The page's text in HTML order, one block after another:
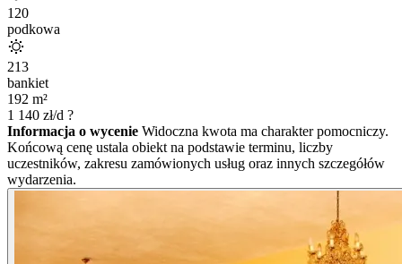
120
podkowa
213
bankiet
192 m²
1 140 zł/d ?
Informacja o wycenie Widoczna kwota ma charakter pomocniczy.
Końcową cenę ustala obiekt na podstawie terminu, liczby
uczestników, zakresu zamówionych usług oraz innych szczegółów
wydarzenia.